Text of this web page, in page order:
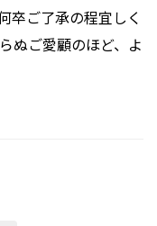
卒ご了承の程宜しく
ぬご愛顧のほど、よ